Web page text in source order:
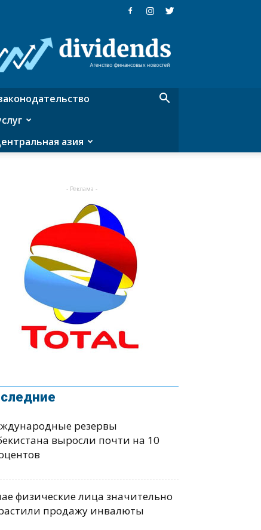
агентство
финансовых
азия
- Реклама -
резервы
выросли почти на 10
физические лица значительно
продажу инвалюты